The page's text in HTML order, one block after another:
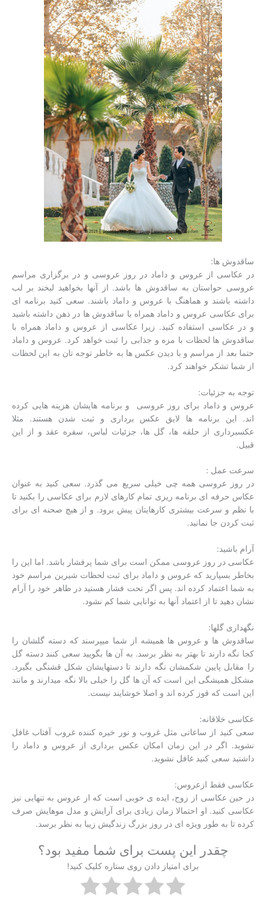
ساقدوش ها:
در عکاسی از عروس و داماد در روز عروسی و در برگزاری مراسم
عروسی حواستان به ساقدوش ها باشد. از آنها بخواهید لبخند بر لب
داشته باشند و هماهنگ با عروس و داماد باشند. سعی کنید برنامه ای
برای عکاسی عروس و داماد همراه با ساقدوش ها در ذهن داشته باشید
و در عکاسی استفاده کنید. زیرا عکاسی از عروس و داماد همراه با
ساقدوش ها لحظات با مزه و جذابی را ثبت خواهد کرد. عروس و داماد
حتما بعد از مراسم و با دیدن عکس ها به خاطر توجه تان به این لحظات
از شما تشکر خواهند کرد.
توجه به جزئیات:
عروس و داماد برای روز عروسی و برنامه هایشان هزینه هایی کرده
اند. این برنامه ها لایق عکس برداری و ثبت شدن هستند. مثلا
عکسبرداری از حلقه ها، گل ها، جزئیات لباس، سفره عقد و از این
قبیل.
سرعت عمل :
در روز عروسی همه چی خیلی سریع می گذرد. سعی کنید به عنوان
عکاس حرفه ای برنامه ریزی تمام کارهای لازم برای عکاسی را بکنید تا
با نظم و سرعت بیشتری کارهایتان پیش برود. و از هیچ صحنه ای برای
ثبت کردن جا نمانید.
آرام باشید:
عکاسی در روز عروسی ممکن است برای شما پرفشار باشد. اما این را
بخاطر بسپارید که عروس و داماد برای ثبت لحظات شیرین مراسم خود
به شما اعتماد کرده اند. پس اگر تحت فشار هستید در ظاهر خود را آرام
نشان دهید تا از اعتماد آنها به توانایی شما کم نشود.
نگهداری گلها:
ساقدوش ها و عروس ها همیشه از شما میپرسند که دسته گلشان را
کجا نگه دارند تا بهتر به نظر برسد. به آن ها بگویید سعی کنند دسته گل
را مقابل پایین شکمشان نگه دارند تا دستهایشان شکل قشنگی بگیرد.
مشکل همیشگی این است که آن ها گل را خیلی بالا نگه میدارند و مانند
این است که قوز کرده اند و اصلا خوشایند نیست.
عکاسی خلاقانه:
سعی کنید از ساعاتی مثل غروب و نور خیره کننده غروب آفتاب غافل
نشوید. اگر در این زمان امکان عکس برداری از عروس و داماد را
داشتید سعی کنید غافل نشوید.
عکاسی فقط ازعروس:
در حین عکاسی از زوج، ایده ی خوبی است که از عروس به تنهایی نیز
عکاسی کنید. او احتمالا زمان زیادی برای آرایش و مدل موهایش صرف
کرده تا به طور ویژه ای در روز بزرگ زندگیش زیبا به نظر برسد.
چقدر این پست برای شما مفید بود؟
برای امتیاز دادن روی ستاره کلیک کنید!